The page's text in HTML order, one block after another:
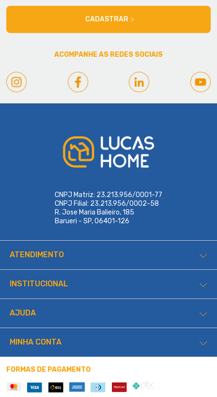
CADASTRAR
ACOMPANHE AS REDES SOCIAIS
CNPJ Matriz: 23.213.956/0001-77
CNPJ Filial: 23.213.956/0002-58
R. Jose Maria Balieiro, 185
Barueri - SP, 06401-126
ATENDIMENTO
INSTITUCIONAL
AJUDA
MINHA CONTA
FORMAS DE PAGAMENTO